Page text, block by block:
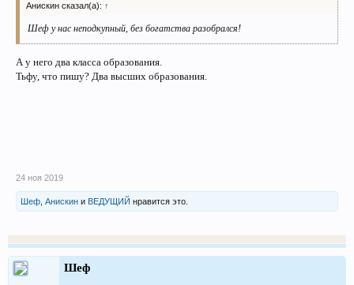
Анискин сказал(а): ↑
Шеф у нас неподкупный, без богатства разобрался!
А у него два класса образования.
Тьфу, что пишу? Два высших образования.
24 ноя 2019
Шеф Анискин и ВЕДУЩИЙ нравится это.
Шеф